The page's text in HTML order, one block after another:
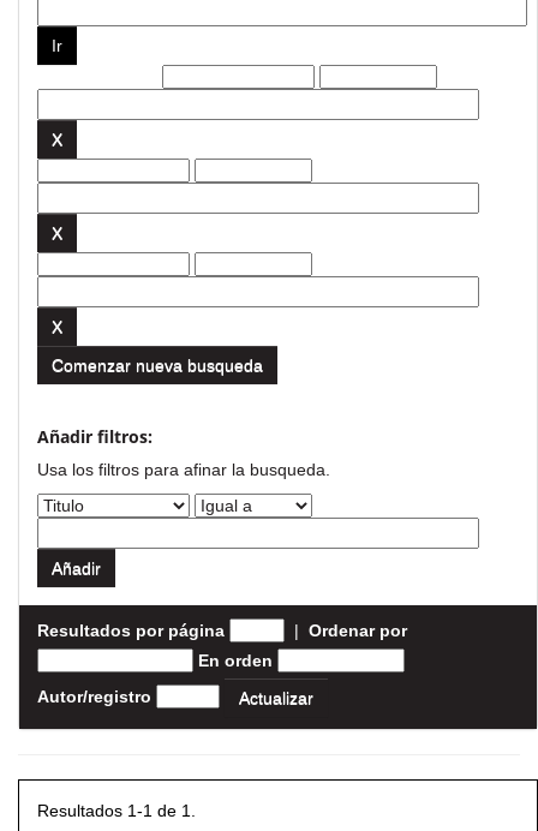
Comenzar nueva busqueda
Añadir filtros:
Usa los filtros para afinar la busqueda.
Resultados por página | Ordenar por
En orden
Autor/registro
Resultados 1-1 de 1.